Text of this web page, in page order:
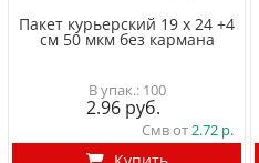
Пакет курьерский 19 х 24 +4
см 50 мкм без кармана
100
2.96
Смв от2.72